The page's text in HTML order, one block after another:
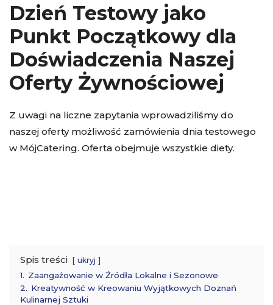
Dzień Testowy jako
Punkt Początkowy dla
Doświadczenia Naszej
Oferty Żywnościowej
Z uwagi na liczne zapytania wprowadziliśmy do
naszej oferty możliwość zamówienia dnia testowego
w MójCatering. Oferta obejmuje wszystkie diety.
Spis treści ukryj
1. Zaangażowanie w Źródła Lokalne i Sezonowe
2. Kreatywność w Kreowaniu Wyjątkowych Doznań
Kulinarnej Sztuki